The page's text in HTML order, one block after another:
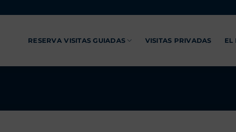
RESERVA VISITAS GUIADAS VISITAS PRIVADAS EL